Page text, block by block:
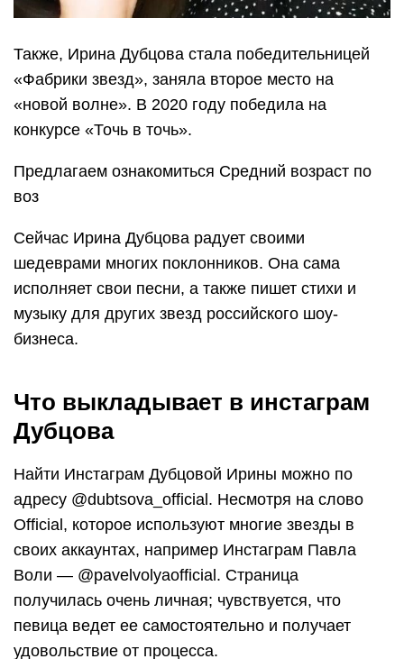
Также, Ирина Дубцова стала победительницей
«Фабрики звезд», заняла второе место на
«новой волне». В 2020 году победила на
конкурсе «Точь в точь».
Предлагаем ознакомиться Средний возраст по
воз
Сейчас Ирина Дубцова радует своими
шедеврами многих поклонников. Она сама
исполняет свои песни, а также пишет стихи и
музыку для других звезд российского шоу-
бизнеса.
Что выкладывает в инстаграм
Дубцова
Найти Инстаграм Дубцовой Ирины можно по
адресу @dubtsova_official. Несмотря на слово
Official, которое используют многие звезды в
своих аккаунтах, например Инстаграм Павла
Воли — @pavelvolyaofficial. Cтраница
получилась очень личная; чувствуется, что
певица ведет ее самостоятельно и получает
удовольствие от процесса.